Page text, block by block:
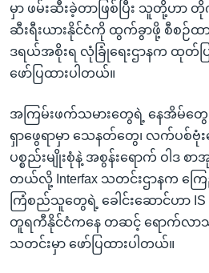
မှာ ဖမ်းဆီးခဲ့တာဖြစ်ပြီး သူတို့ဟာ
ဆီးရီးယားနိုင်ငံကို ထွက်ခွာဖို့ စီစဉ်
ဒရယ်အစိုးရ လုံခြုံရေးဌာနက ထုတ်ပ
ဖော်ပြထားပါတယ်။
အကြမ်းဖက်သမားတွေရဲ့ နေအိမ်တွ
ရှာဖွေရာမှာ သေနတ်တွေ၊ လက်ပစ်ဗုံ
ပစ္စည်းမျိုးစုံနဲ့ အစွန်းရောက် ဝါဒ
တယ်လို့ Interfax သတင်းဌာနက ကြ
ကြံစည်သူတွေရဲ့ ခေါင်းဆောင်ဟာ IS
တူရကီနိုင်ငံကနေ တဆင့် ရောက်လ
သတင်းမှာ ဖော်ပြထားပါတယ်။